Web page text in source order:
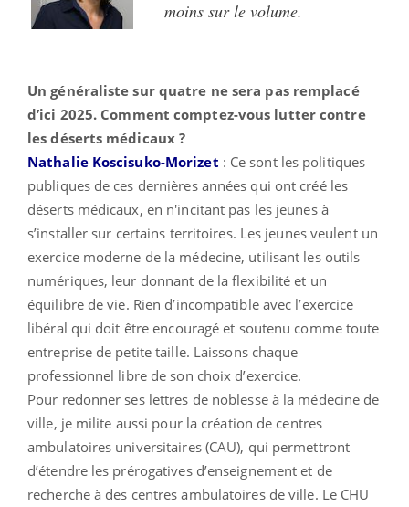
moins sur le volume.
Un généraliste sur quatre ne sera pas remplacé
d’ici 2025. Comment comptez-vous lutter contre
les déserts médicaux ?
Nathalie Koscisuko-Morizet : Ce sont les politiques
publiques de ces dernières années qui ont créé les
déserts médicaux, en n'incitant pas les jeunes à
s’installer sur certains territoires. Les jeunes veulent un
exercice moderne de la médecine, utilisant les outils
numériques, leur donnant de la flexibilité et un
équilibre de vie. Rien d’incompatible avec l’exercice
libéral qui doit être encouragé et soutenu comme toute
entreprise de petite taille. Laissons chaque
professionnel libre de son choix d’exercice.
Pour redonner ses lettres de noblesse à la médecine de
ville, je milite aussi pour la création de centres
ambulatoires universitaires (CAU), qui permettront
d’étendre les prérogatives d’enseignement et de
recherche à des centres ambulatoires de ville. Le CHU